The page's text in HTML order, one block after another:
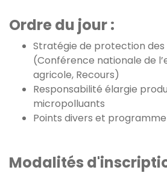
Ordre du jour :
Stratégie de protection
(Conférence nationale de
agricole, Recours)
Responsabilité élargie
micropolluants
Points divers et
Modalités